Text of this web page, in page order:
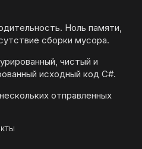
Ноль памяти,
сборки мусора.
чистый и
исходный код C#.
отправленных